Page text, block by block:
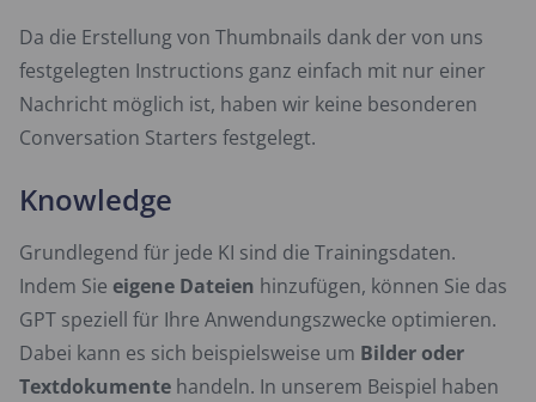
Da die Erstellung von Thumbnails dank der von uns
festgelegten Instructions ganz einfach mit nur einer
Nachricht möglich ist, haben wir keine besonderen
Conversation Starters festgelegt.
Knowledge
Grundlegend für jede KI sind die Trainingsdaten.
Indem Sie eigene Dateien hinzufügen, können Sie das
GPT speziell für Ihre Anwendungszwecke optimieren.
Dabei kann es sich beispielsweise um Bilder oder
Textdokumente handeln. In unserem Beispiel haben